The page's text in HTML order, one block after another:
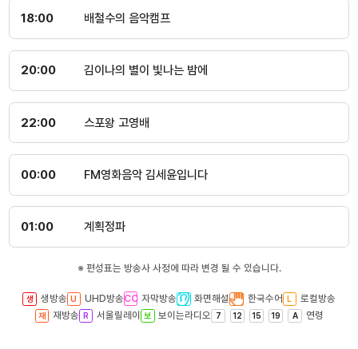
18:00 배철수의 음악캠프
20:00 김이나의 별이 빛나는 밤에
22:00 스포왕 고영배
00:00 FM영화음악 김세윤입니다
01:00 계획정파
※ 편성표는 방송사 사정에 따라 변경 될 수 있습니다.
생방송 UHD방송 자막방송 화면해설 한국수어
로컬방송
재방송
서울릴레이 보이는라디오 연령